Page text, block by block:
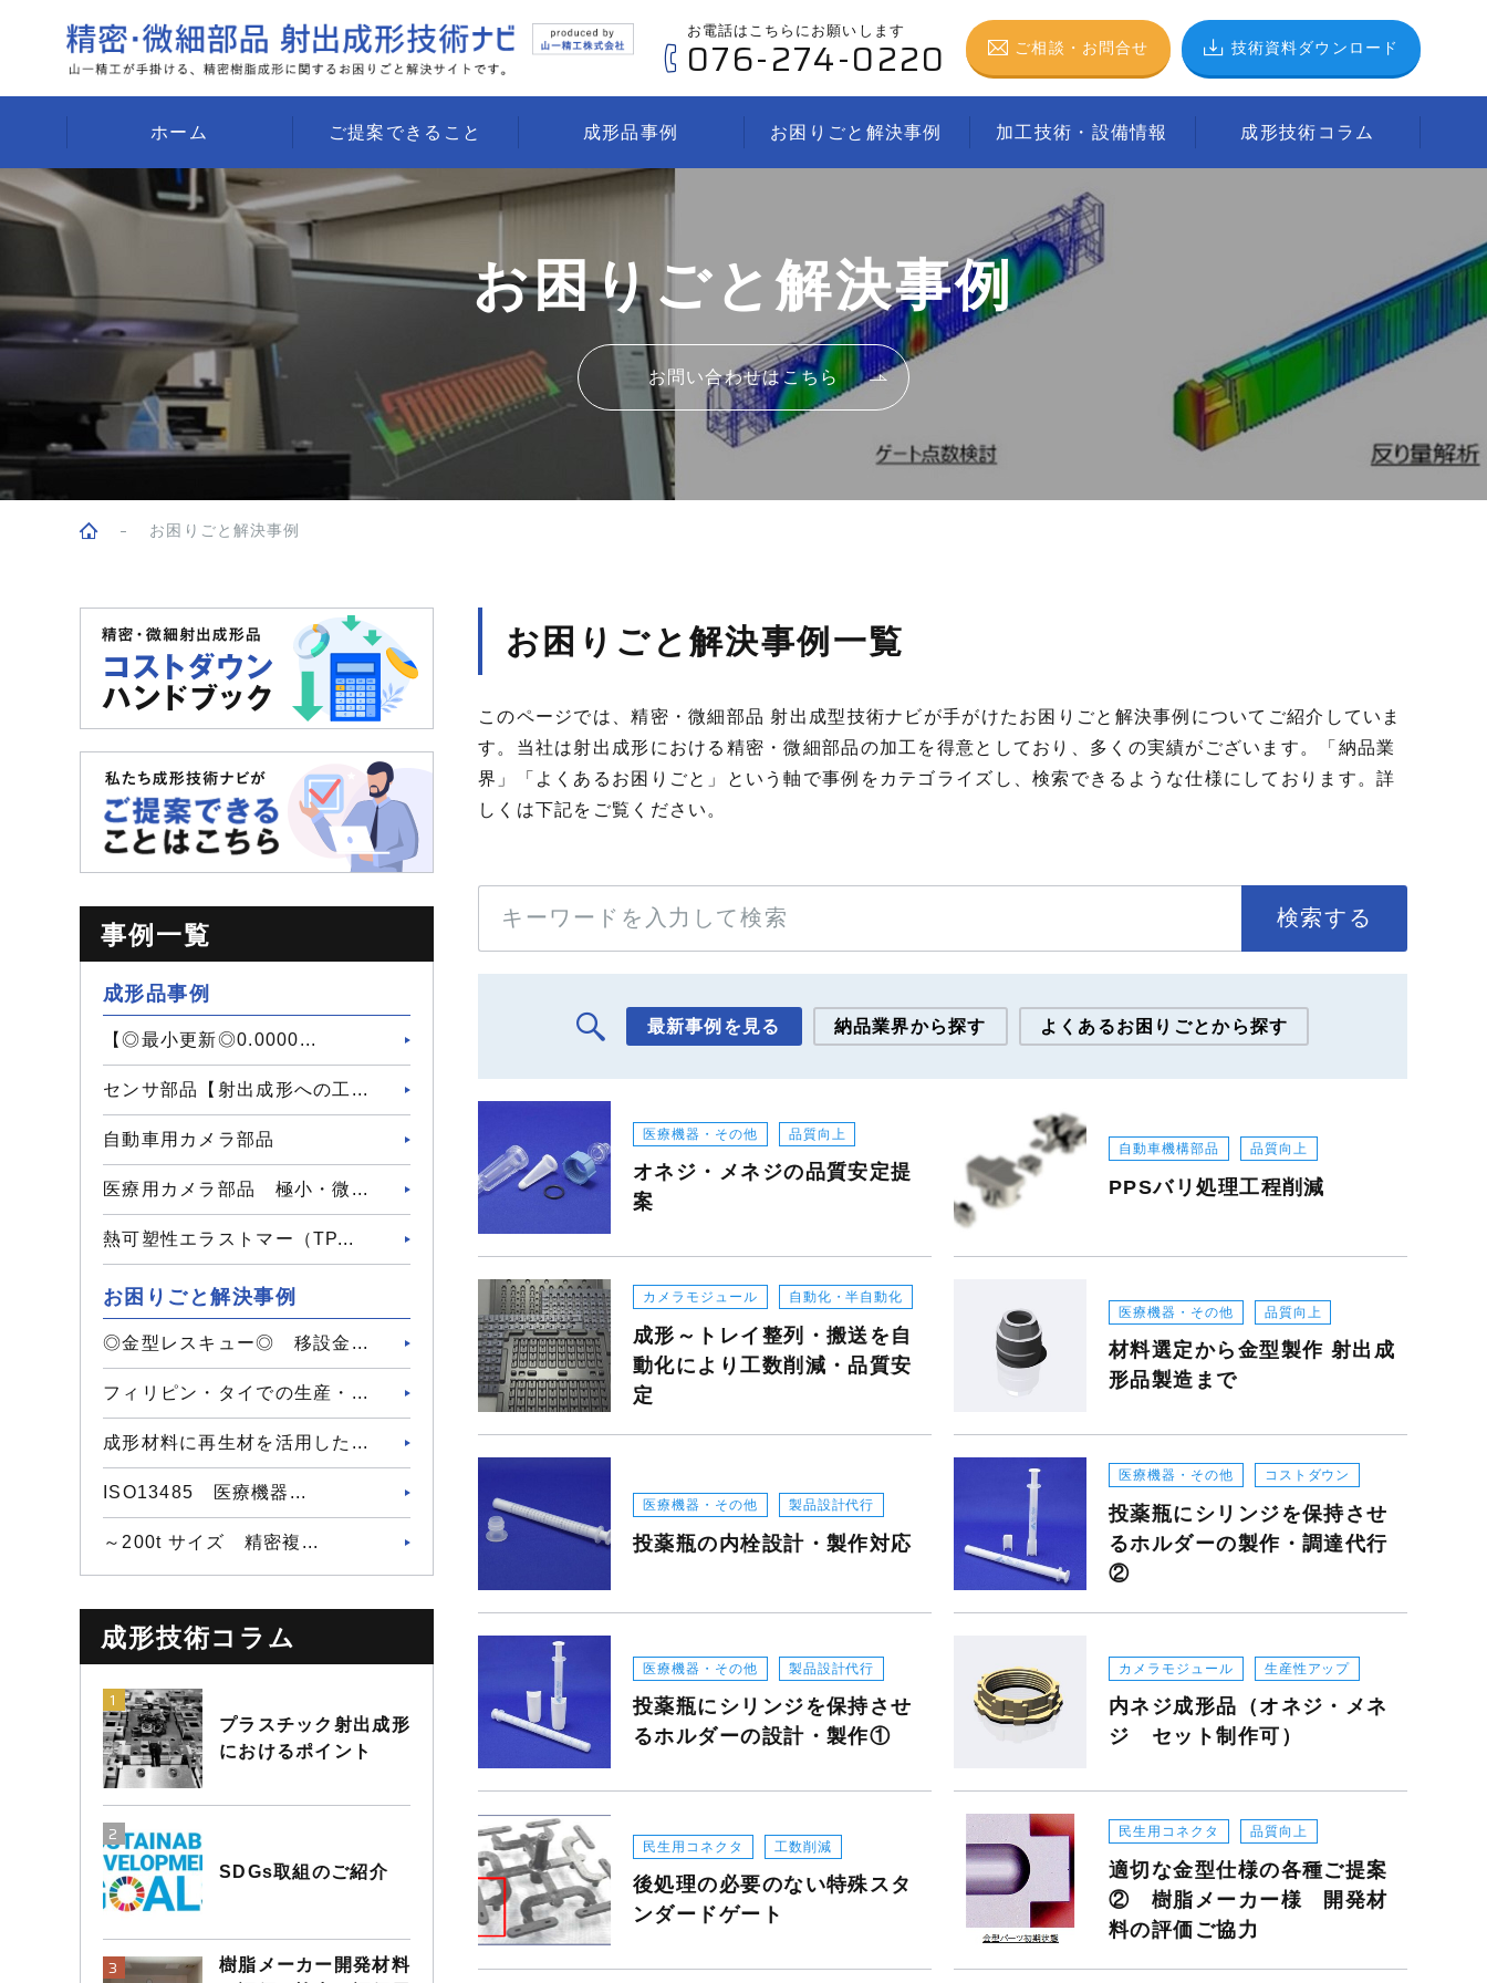
お電話はこちらにお願いします
076-274-0220 ご相談 ・ お問合せ 技術資料ダウンロード
ホーム ご提案できること 成形品事例 お困りごと解決事例 加工技術・設備情報 成形技術コラム
お困りごと解決事例
お問い合わせはこちら
お困りごと解決事例
お困りごと解決事例一覧
このページでは、精密・微細部品 射出成型技術ナビが手がけたお困りごと解決事例についてご紹介していま
す。当社は射出成形における精密・微細部品の加工を得意としており、多くの実績がございます。「納品業
界」「よくあるお困りごと」という軸で事例をカテゴライズし、検索できるような仕様にしております。詳
しくは下記をご覧ください。
検索する
最新事例を見る 納品業界から探す
産業機器
アミューズメント・玩具機器
民生用コネクタ
自動車用コネクタ
自動車機構部品
PC・スマートフォン・タブレット
よくあるお困りごとから探す
理診断
医療機器 理化学機器 金型 成形対応
100t～200t 成形機サイズ
ＳＤＧｓ・マテリアルリサイクル
コストダウン
品質向上
生産性アップ
自動化・半自動化
工数削減
医療機器・その他 品質向上
オネジ・メネジの品質安定提
案
自動車機構部品 品質向上
PPSバリ処理工程削減
カメラモジュール 自動化・半自動化
成形～トレイ整列・搬送を自
動化により工数削減・品質安
定
医療機器・その他 品質向上
材料選定から金型製作 射出成
形品製造まで
医療機器・その他 製品設計代行
投薬瓶の内栓設計・製作対応
医療機器・その他 コストダウン
投薬瓶にシリンジを保持させ
るホルダーの製作・調達代行
②
医療機器・その他 製品設計代行
投薬瓶にシリンジを保持させ
るホルダーの設計・製作①
カメラモジュール 生産性アップ
内ネジ成形品（オネジ・メネ
ジ セット制作可）
民生用コネクタ 工数削減
後処理の必要のない特殊スタ
ンダードゲート
民生用コネクタ 品質向上
適切な金型仕様の各種ご提案
② 樹脂メーカー様 開発材
料の評価ご協力
事例一覧
成形品事例
【◎最小更新◎0.0000...
センサ部品【射出成形への工...
自動車用カメラ部品
医療用カメラ部品 極小・微...
熱可塑性エラストマー（TP...
お困りごと解決事例
◎金型レスキュー◎ 移設金...
フィリピン・タイでの生産・...
成形材料に再生材を活用した...
ISO13485 医療機器...
～200t サイズ 精密複...
成形技術コラム
プラスチック射出成形
におけるポイント
SDGs取組のご紹介
樹脂メーカー開発材料